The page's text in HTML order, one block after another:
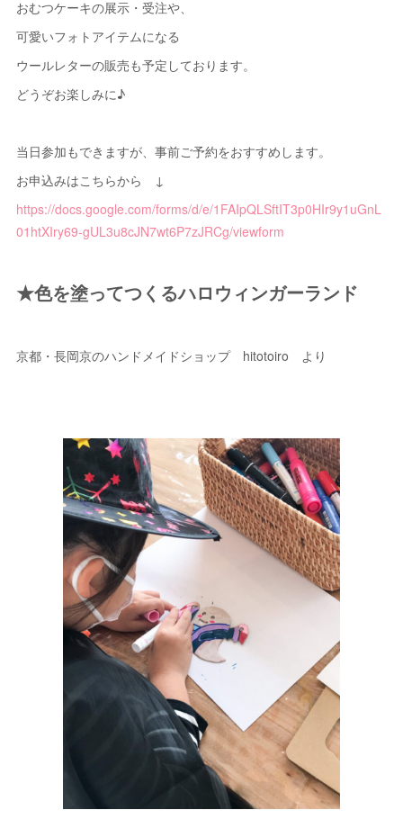
おむつケーキの展示・受注や、
可愛いフォトアイテムになる
ウールレターの販売も予定しております。
どうぞお楽しみに♪
当日参加もできますが、事前ご予約をおすすめします。
お申込みはこちらから ↓
https://docs.google.com/forms/d/e/1FAIpQLSftIT3p0HIr9y1uGnL
01htXIry69-gUL3u8cJN7wt6P7zJRCg/viewform
★色を塗ってつくるハロウィンガーランド
京都・長岡京のハンドメイドショップ hitotoiro より